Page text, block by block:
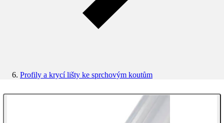
Profily a krycí lišty ke sprchovým koutům